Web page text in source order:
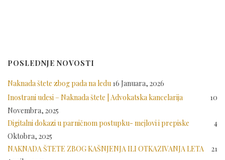
POSLEDNJE NOVOSTI
Naknada štete zbog pada na ledu 16 Januara, 2026
Inostrani udesi – Naknada štete | Advokatska kancelarija
10
Novembra, 2025
Digitalni dokazi u parničnom postupku- mejlovi i prepiske
4
Oktobra, 2025
NAKNADA ŠTETE ZBOG KAŠNJENJA ILI OTKAZIVANJA LETA
21